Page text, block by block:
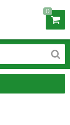
0